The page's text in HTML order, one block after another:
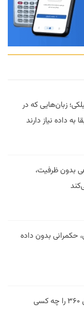
زبان‌هایی که در
داده نیاز دارند
بدون ظرفیت،
بدون داده
فیلتر در وقت اضافه؛ فوتبال ۳۶۰ را چه کسی